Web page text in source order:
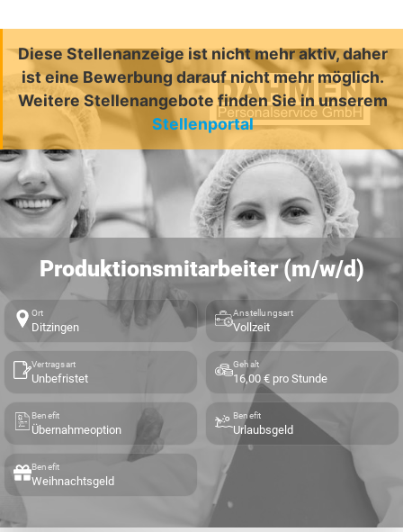
Diese Stellenanzeige ist nicht mehr aktiv, daher
ist eine Bewerbung darauf nicht mehr möglich.
Weitere Stellenangebote finden Sie in unserem
Stellenportal
Produktionsmitarbeiter (m/w/d)
Ort
Ditzingen
Anstellungsart
Vollzeit
Vertragsart
Unbefristet
Gehalt
16,00 € pro Stunde
Benefit
Übernahmeoption
Benefit
Urlaubsgeld
Benefit
Weihnachtsgeld